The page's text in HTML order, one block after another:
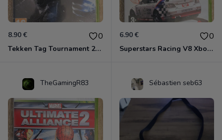
8.90 € 0
Tekken Tag Tournament 2 Xbox 360
6.90 € 0
Superstars Racing V8 Xbox 360
TheGamingR83 Sébastien seb63